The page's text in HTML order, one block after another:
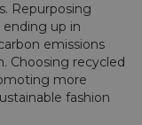
Repurposing
up in
emissions
Choosing recycled
more
fashion